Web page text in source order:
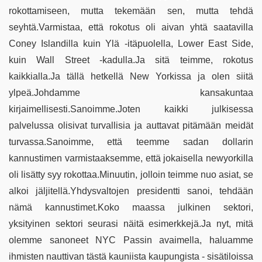
rokottamiseen, mutta tekemään sen, mutta tehdä
seyhtä.Varmistaa, että rokotus oli aivan yhtä saatavilla
Coney Islandilla kuin Ylä -itäpuolella, Lower East Side,
kuin Wall Street -kadulla.Ja sitä teimme, rokotus
kaikkialla.Ja tällä hetkellä New Yorkissa ja olen siitä
ylpeä.Johdamme kansakuntaa
kirjaimellisesti.Sanoimme.Joten kaikki julkisessa
palvelussa olisivat turvallisia ja auttavat pitämään meidät
turvassa.Sanoimme, että teemme sadan dollarin
kannustimen varmistaaksemme, että jokaisella newyorkilla
oli lisätty syy rokottaa.Minuutin, jolloin teimme nuo asiat, se
alkoi jäljitellä.Yhdysvaltojen presidentti sanoi, tehdään
nämä kannustimet.Koko maassa julkinen sektori,
yksityinen sektori seurasi näitä esimerkkejä.Ja nyt, mitä
olemme sanoneet NYC Passin avaimella, haluamme
ihmisten nauttivan tästä kauniista kaupungista - sisätiloissa